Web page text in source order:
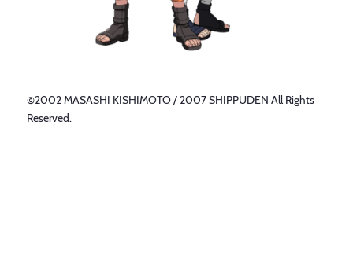
©2002 MASASHI KISHIMOTO / 2007 SHIPPUDEN All Rights
Reserved.